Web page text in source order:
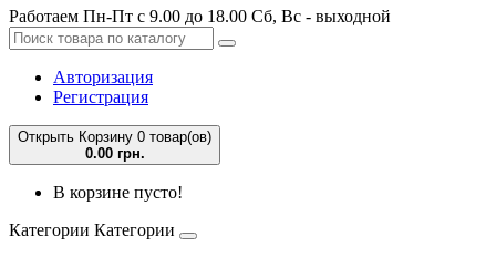
Работаем Пн-Пт с 9.00 до 18.00 Сб, Вс - выходной
Авторизация
Регистрация
Открыть Корзину 0 товар(ов)
0.00 грн.
В корзине пусто!
Категории Категории